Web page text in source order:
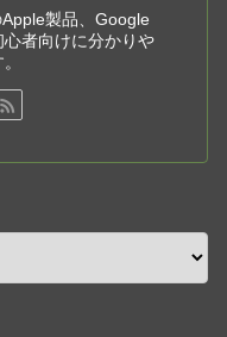
製品、Google
者向けに分かりや